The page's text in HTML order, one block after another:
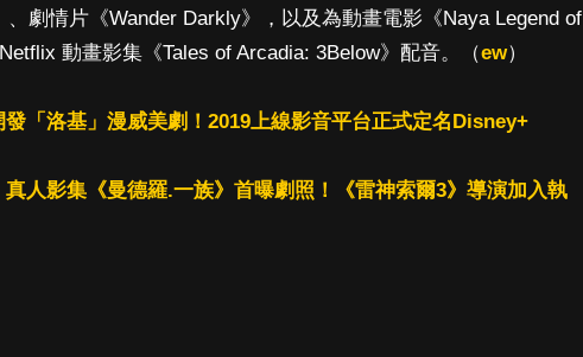
、劇情片《Wander Darkly》，以及為動畫電影《Naya Legend of
動畫影集《Tales of Arcadia: 3Below》配音。（ew）
「洛基」漫威美劇！2019上線影音平台正式定名Disney+
真人影集《曼德羅.一族》首曝劇照！《雷神索爾3》導演加入執